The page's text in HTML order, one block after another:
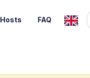
Hosts FAQ